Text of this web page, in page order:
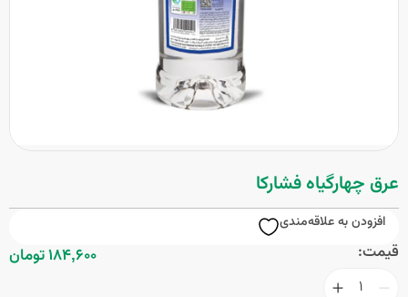
عرق چهارگیاه فشارکا
افزودن به علاقه‌مندی
قیمت: 184,600 تومان